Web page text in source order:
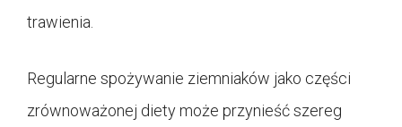
trawienia.
Regularne spożywanie ziemniaków jako części
zrównoważonej diety może przynieść szereg